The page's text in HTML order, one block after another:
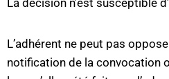
La décision n’est susceptible
L’adhérent ne peut pas
notification de la convocation